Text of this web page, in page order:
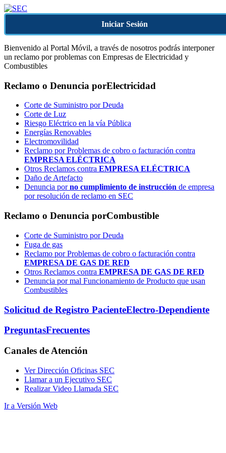
Iniciar Sesión
Bienvenido al Portal Móvil, a través de nosotros podrás interponer
un reclamo por problemas con Empresas de Electricidad y
Combustibles
Reclamo o Denuncia porElectricidad
Corte de Suministro por Deuda
Corte de Luz
Riesgo Eléctrico en la vía Pública
Energías Renovables
Electromovilidad
Reclamo por Problemas de cobro o facturación contra
EMPRESA ELÉCTRICA
Otros Reclamos contra EMPRESA ELÉCTRICA
Daño de Artefacto
Denuncia porno cumplimiento de instrucción de empresa
por resolución de reclamo en SEC
Reclamo o Denuncia porCombustible
Corte de Suministro por Deuda
Fuga de gas
Reclamo por Problemas de cobro o facturación contra
EMPRESA DE GAS DE RED
Otros Reclamos contra EMPRESA DE GAS DE RED
Denuncia por mal Funcionamiento de Producto que usan
Combustibles
Solicitud de Registro PacienteElectro-Dependiente
PreguntasFrecuentes
Canales de Atención
Ver Dirección Oficinas SEC
Llamar a un Ejecutivo SEC
Realizar Video Llamada SEC
Ir a Versión Web